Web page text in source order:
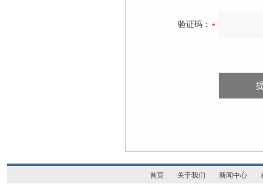
验证码：
首页 关于我们 新闻中心